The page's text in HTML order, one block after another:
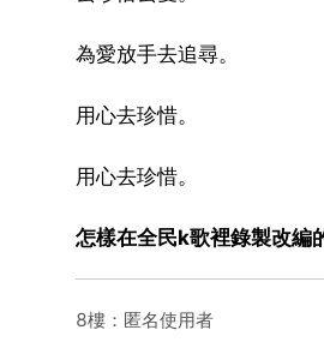
為愛放手去追尋。
用心去珍惜。
用心去珍惜。
怎樣在全民k歌裡錄製改編
8樓：匿名使用者